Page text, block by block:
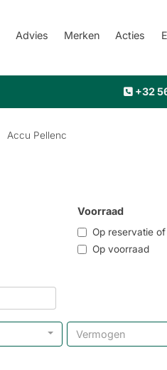
Advies Merken Acties
+32
Accu Pellenc
Voorraad
Op reservatie
Op voorraad
Vermogen